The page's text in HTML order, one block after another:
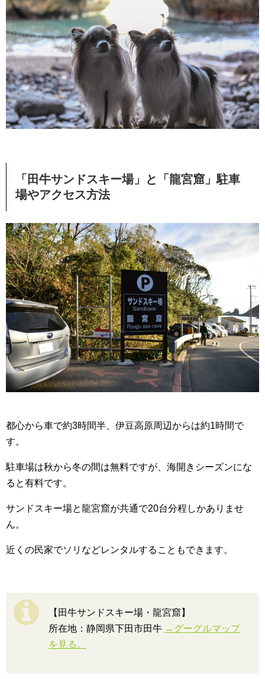
「田牛サンドスキー場」と「龍宮窟」駐車
場やアクセス方法
都心から車で約3時間半、伊豆高原周辺からは約1時間で
す。
駐車場は秋から冬の間は無料ですが、海開きシーズンにな
ると有料です。
サンドスキー場と龍宮窟が共通で20台分程しかありませ
ん。
近くの民家でソリなどレンタルすることもできます。
【田牛サンドスキー場・龍宮窟】
所在地：静岡県下田市田牛 →グーグルマップ
を見る。